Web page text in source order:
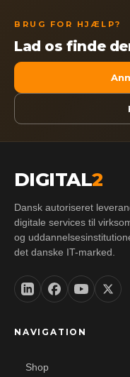
BRUG FOR HJÆLP?
Lad os finde
DIGITAL2
Dansk autoriseret
digitale services til
og
det danske IT-marked.
NAVIGATION
Shop